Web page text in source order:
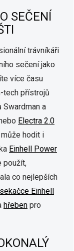
SEČENÍ
trávníkáři
sečení jako
více času
tech přístrojů
a
Electra 2.0
hodit i
Einhell Power
použít,
co nejlepších
Einhell
hřeben pro